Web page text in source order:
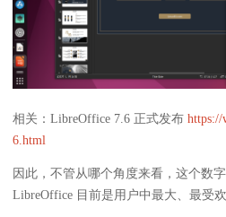
相关：LibreOffice 7.6 正式发布
6.html
因此，不管从哪个角度来看，这个数
LibreOffice 目前是用户中最大、最受